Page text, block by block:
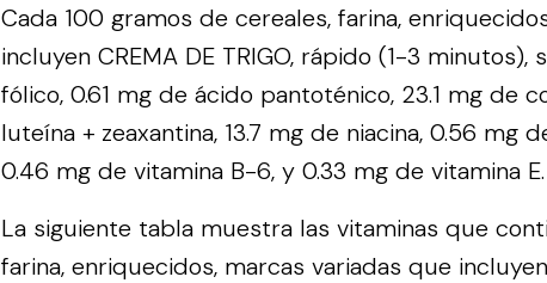
Cada 100 gramos de cereales, farina,
incluyen CREMA DE TRIGO, rápido (1-3
fólico, 0.61 mg de ácido pantoténico, 23.1 mg de
luteína + zeaxantina, 13.7 mg de niacina, 0.56 mg
0.46 mg de vitamina B-6, y 0.33 mg de vitamina E.
La siguiente tabla muestra las vitaminas que
farina, enriquecidos, marcas variadas que